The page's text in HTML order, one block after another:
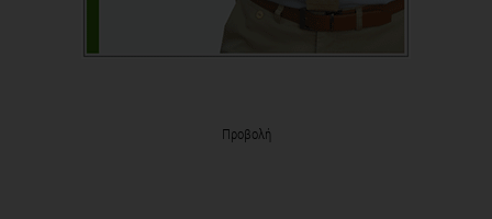
Προβολή